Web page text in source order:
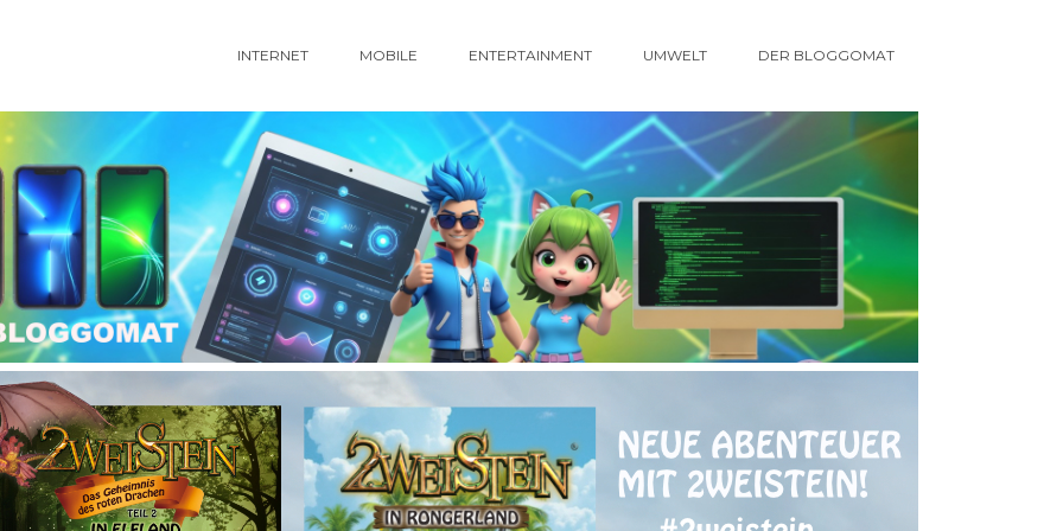
INTERNET MOBILE ENTERTAINMENT UMWELT DER BLOGGOMAT